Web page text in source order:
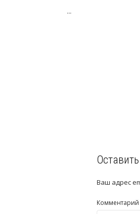
...
Ваш адрес
Комментарий